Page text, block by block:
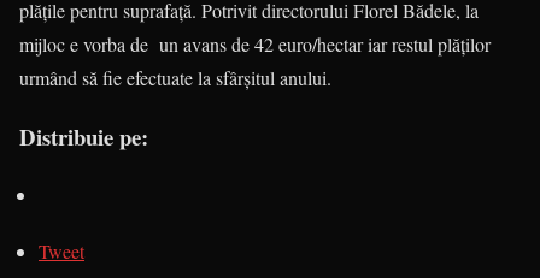
plăţile pentru suprafaţă. Potrivit directorului Florel Bădele, la
mijloc e vorba de un avans de 42 euro/hectar iar restul plăţilor
urmând să fie efectuate la sfârşitul anului.
Distribuie pe:
Tweet